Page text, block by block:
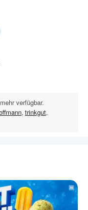
verfügbar.
, trinkgut,